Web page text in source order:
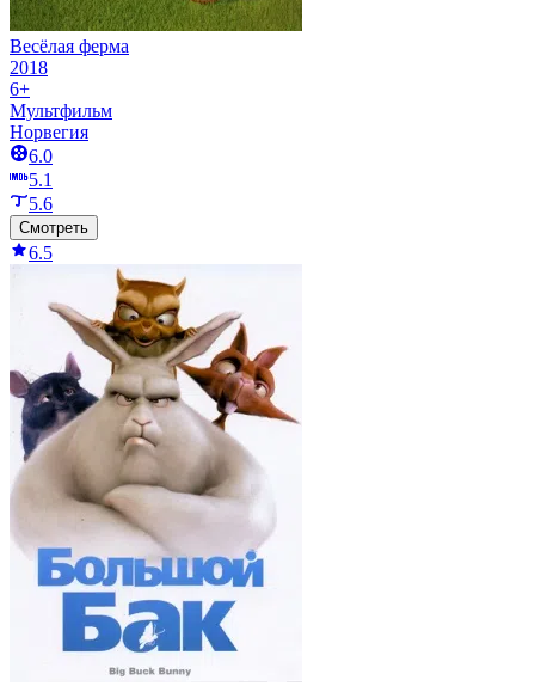
Весёлая ферма
2018
6+
Мультфильм
Норвегия
6.0
5.1
5.6
Смотреть
6.5